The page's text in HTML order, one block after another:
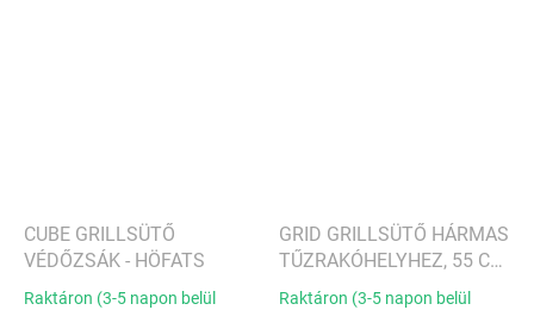
CUBE GRILLSÜTŐ
VÉDŐZSÁK - HÖFATS
Raktáron (3-5 napon belül
GRID GRILLSÜTŐ HÁRMAS
TŰZRAKÓHELYHEZ, 55 CM
- HÖFATS
Raktáron (3-5 napon belül